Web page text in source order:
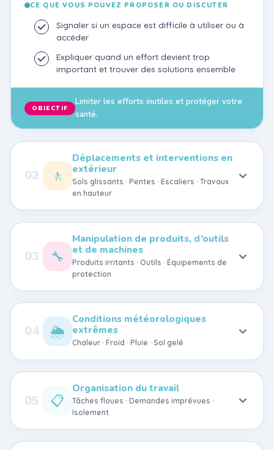
CE QUE VOUS POUVEZ PROPOSER OU DISCUTER
Signaler si un espace est difficile à utiliser ou à
accéder
Expliquer quand un effort devient trop
important et trouver des solutions ensemble
OBJECTIF
Limiter les efforts inutiles et protéger votre
santé.
02 🚶
Déplacements et interventions en
extérieur
Sols glissants · Pentes · Escaliers · Travaux
en hauteur
03 🔧
Manipulation de produits, d’outils
et de machines
Produits irritants · Outils · Équipements de
protection
04 🌦️
Conditions météorologiques
extrêmes
Chaleur · Froid · Pluie · Sol gelé
05 📋
Organisation du travail
Tâches floues · Demandes imprévues ·
Isolement